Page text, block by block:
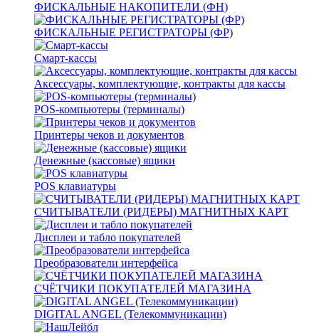
ФИСКАЛЬНЫЕ НАКОПИТЕЛИ (ФН)
ФИСКАЛЬНЫЕ РЕГИСТРАТОРЫ (ФР)
Смарт-кассы
Аксессуары, комплектующие, контракты для кассы
POS-компьютеры (терминалы)
Принтеры чеков и документов
Денежные (кассовые) ящики
POS клавиатуры
СЧИТЫВАТЕЛИ (РИДЕРЫ) МАГНИТНЫХ КАРТ
Дисплеи и табло покупателей
Преобразователи интерфейса
СЧЁТЧИКИ ПОКУПАТЕЛЕЙ МАГАЗИНА
DIGITAL ANGEL (Телекоммуникации)